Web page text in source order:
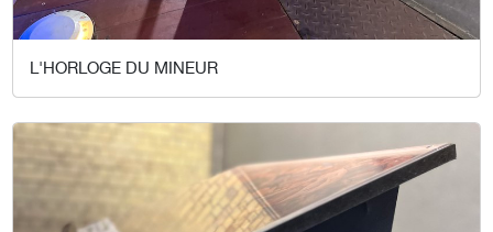
L'HORLOGE DU MINEUR